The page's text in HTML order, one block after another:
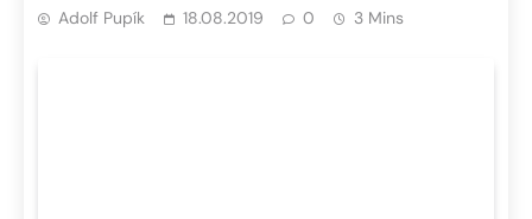
Adolf Pupík 18.08.2019 0 3 Mins